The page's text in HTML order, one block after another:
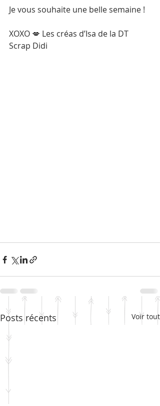
Je vous souhaite une belle semaine !
XOXO 💋 Les créas d’Isa de la DT
Scrap Didi
Posts récents Voir tout